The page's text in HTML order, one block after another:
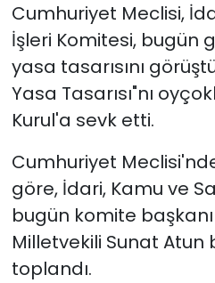
Cumhuriyet Meclisi,
İşleri Komitesi, bugün
yasa tasarısını
Yasa Tasarısı"nı
Kurul'a sevk etti.
Cumhuriyet
göre, İdari, Kamu ve
bugün komite
Milletvekili Sunat Atun
toplandı.
SAĞLIK
Spor
Teknoloji
TÜRKiYE
Video Galeri
YAŞAM